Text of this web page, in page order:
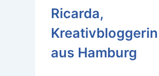
Ricarda,
Kreativbloggerin
aus Hamburg